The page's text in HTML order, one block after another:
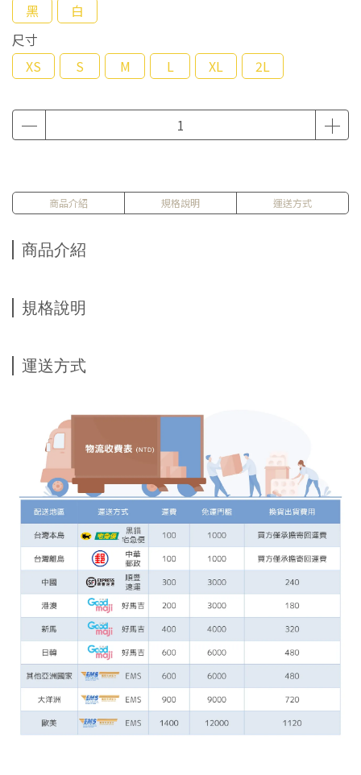
黑
白
尺寸
XS
S M L XL 2L
商品介紹 規格說明 運送方式
商品介紹
規格說明
運送方式